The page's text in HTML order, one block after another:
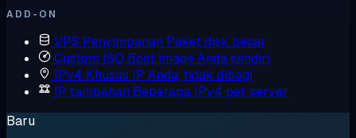
ADD-ON
VPS Penyimpanan Paket disk besar
Custom ISO Boot image Anda sendiri
IPv4 Khusus IP Anda, tidak dibagi
IP tambahan Beberapa IPv4 per server
Baru